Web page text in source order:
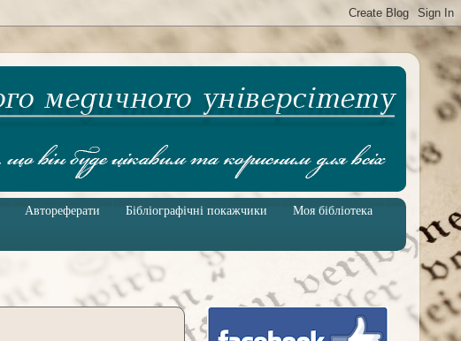
Автореферати Бібліографічні покажчики
Моя бібліотека